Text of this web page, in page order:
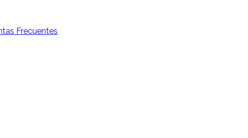
Frecuentes